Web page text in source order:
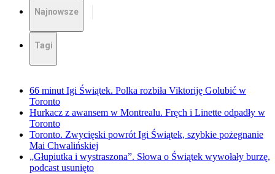
Najnowsze
Tagi
66 minut Igi Świątek. Polka rozbiła Viktoriję Golubić w
Toronto
Hurkacz z awansem w Montrealu. Fręch i Linette odpadły w
Toronto
Toronto. Zwycięski powrót Igi Świątek, szybkie pożegnanie
Mai Chwalińskiej
„Głupiutka i wystraszona”. Słowa o Świątek wywołały burzę,
podcast usunięto